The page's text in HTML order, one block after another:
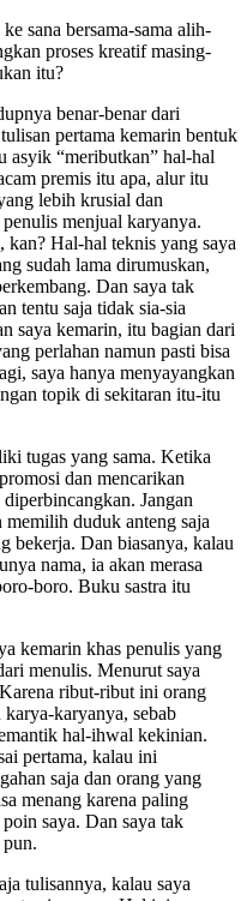
sana bersama-sama alih-
proses kreatif masing-
itu?
benar-benar dari
pertama kemarin bentuk
asyik “meributkan” hal-hal
premis itu apa, alur itu
lebih krusial dan
menjual karyanya.
Hal-hal teknis yang saya
sudah lama dirumuskan,
Dan saya tak
tentu saja tidak sia-sia
saya kemarin, itu bagian dari
perlahan namun pasti bisa
saya hanya menyayangkan
topik di sekitaran itu-itu
tugas yang sama. Ketika
dan mencarikan
Jangan
memilih duduk anteng saja
bekerja. Dan biasanya, kalau
nama, ia akan merasa
boro. Buku sastra itu
kemarin khas penulis yang
menulis. Menurut saya
ribut-ribut ini orang
karya-karyanya, sebab
hal-ihwal kekinian.
pertama, kalau ini
saja dan orang yang
menang karena paling
saya. Dan saya tak
pun.
tulisannya, kalau saya